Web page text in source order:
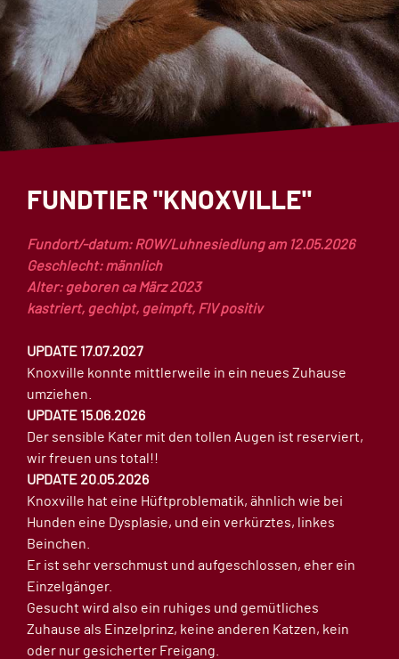
FUNDTIER "KNOXVILLE"
Fundort/-datum: ROW/Luhnesiedlung am 12.05.2026
Geschlecht: männlich
Alter: geboren ca März 2023
kastriert, gechipt, geimpft, FIV positiv
UPDATE 17.07.2027
Knoxville konnte mittlerweile in ein neues Zuhause
umziehen.
UPDATE 15.06.2026
Der sensible Kater mit den tollen Augen ist reserviert,
wir freuen uns total!!
UPDATE 20.05.2026
Knoxville hat eine Hüftproblematik, ähnlich wie bei
Hunden eine Dysplasie, und ein verkürztes, linkes
Beinchen.
Er ist sehr verschmust und aufgeschlossen, eher ein
Einzelgänger.
Gesucht wird also ein ruhiges und gemütliches
Zuhause als Einzelprinz, keine anderen Katzen, kein
oder nur gesicherter Freigang.